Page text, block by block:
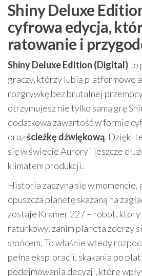
Shiny Deluxe
cyfrowa edycja,
ratowanie i
Shiny Deluxe Edition (Digital)to
graczy, którzy lubią platformowe
rozgrywkę bez brutalnej
otrzymujesz nie tylko samą grę
dodatkową zawartość w formie
orazścieżkę dźwiękową. Dzięki
się w świecie Aurory i jeszcze
klimatem produkcji.
Historia zaczyna się w momencie,
opuszcza planetę skazaną na
zostaje Kramer 227 – robot, który
ratunkowy, zanim planeta zderzy
słońcem. To właśnie wtedy
pełna eksploracji, skakania po
podejmowania decyzji, które